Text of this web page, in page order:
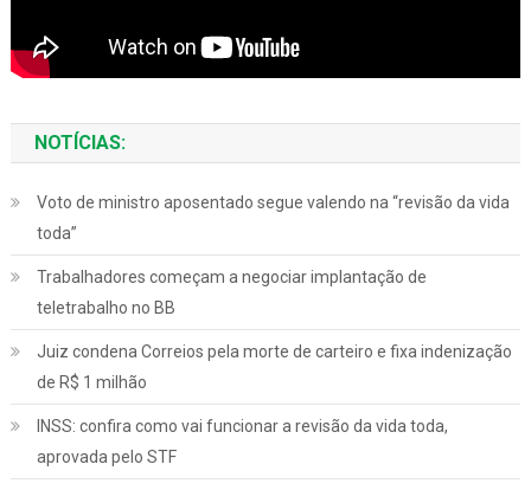
NOTÍCIAS:
Voto de ministro aposentado segue valendo na “revisão da vida
toda”
Trabalhadores começam a negociar implantação de
teletrabalho no BB
Juiz condena Correios pela morte de carteiro e fixa indenização
de R$ 1 milhão
INSS: confira como vai funcionar a revisão da vida toda,
aprovada pelo STF